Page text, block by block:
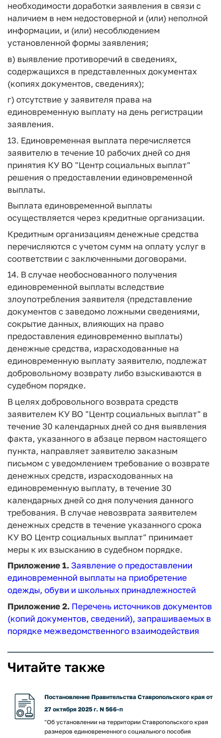
необходимости доработки заявления в связи с
наличием в нем недостоверной и (или) неполной
информации, и (или) несоблюдением
установленной формы заявления;
в) выявление противоречий в сведениях,
содержащихся в представленных документах
(копиях документов, сведениях);
г) отсутствие у заявителя права на
единовременную выплату на день регистрации
заявления.
13. Единовременная выплата перечисляется
заявителю в течение 10 рабочих дней со дня
принятия КУ ВО "Центр социальных выплат"
решения о предоставлении единовременной
выплаты.
Выплата единовременной выплаты
осуществляется через кредитные организации.
Кредитным организациям денежные средства
перечисляются с учетом сумм на оплату услуг в
соответствии с заключенными договорами.
14. В случае необоснованного получения
единовременной выплаты вследствие
злоупотребления заявителя (представление
документов с заведомо ложными сведениями,
сокрытие данных, влияющих на право
предоставления единовременно выплаты)
денежные средства, израсходованные на
единовременную выплату заявителю, подлежат
добровольному возврату либо взыскиваются в
судебном порядке.
В целях добровольного возврата средств
заявителем КУ ВО "Центр социальных выплат" в
течение 30 календарных дней со дня выявления
факта, указанного в абзаце первом настоящего
пункта, направляет заявителю заказным
письмом с уведомлением требование о возврате
денежных средств, израсходованных на
единовременную выплату, в течение 30
календарных дней со дня получения данного
требования. В случае невозврата заявителем
денежных средств в течение указанного срока
КУ ВО Центр социальных выплат" принимает
меры к их взысканию в судебном порядке.
Приложение 1. Заявление о предоставлении
единовременной выплаты на приобретение
одежды, обуви и школьных принадлежностей
Приложение 2. Перечень источников документов
(копий документов, сведений), запрашиваемых в
порядке межведомственного взаимодействия
Читайте также
Постановление Правительства Ставропольского края от
27 октября 2025 г. N 566-п
"Об установлении на территории Ставропольского края
размеров единовременного социального пособия